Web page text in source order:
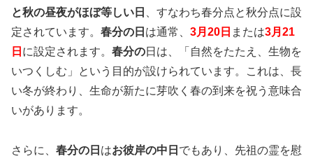
と秋の昼夜がほぼ等しい日
、すなわち春分点と秋分点に設
定されています。 春分の日 は通常、 3月20日 または3月21
日 に設定されます。 春分の日は、「自然をたたえ、生物を
いつくしむ」という目的が設けられています。これは、長
い冬が終わり、生命が新たに芽吹く春の到来を祝う意味合
いがあります。
さらに、 春分の日 はお彼岸の中日 でもあり、先祖の霊を慰